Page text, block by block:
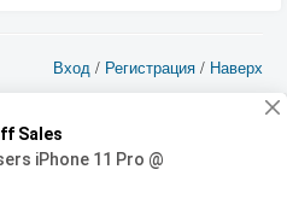
Вход / Регистрация / Наверх
только в том в случае, если
целями - для прочих целей